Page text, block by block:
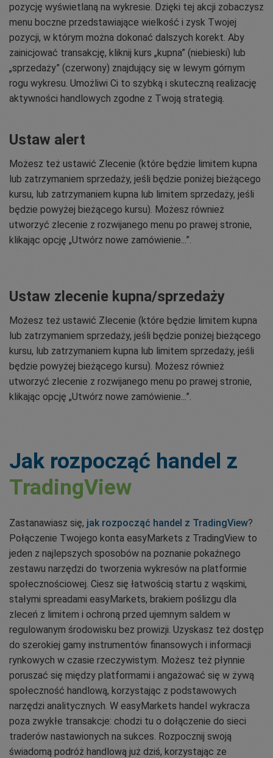
pozycję wyświetlaną na wykresie. Dzięki tej akcji zobaczysz
menu boczne przedstawiające wielkość i zysk Twojej
pozycji, w którym można dokonać dalszych korekt. Aby
zainicjować transakcję, kliknij kurs „kupna” (niebieski) lub
„sprzedaży” (czerwony) znajdujący się w lewym górnym
rogu wykresu. Umożliwi Ci to szybką i skuteczną realizację
aktywności handlowych zgodne z Twoją strategią.
Ustaw alert
Możesz też ustawić Zlecenie (które będzie limitem kupna
lub zatrzymaniem sprzedaży, jeśli będzie poniżej bieżącego
kursu, lub zatrzymaniem kupna lub limitem sprzedaży, jeśli
będzie powyżej bieżącego kursu). Możesz również
utworzyć zlecenie z rozwijanego menu po prawej stronie,
klikając opcję „Utwórz nowe zamówienie...”.
Ustaw zlecenie kupna/sprzedaży
Możesz też ustawić Zlecenie (które będzie limitem kupna
lub zatrzymaniem sprzedaży, jeśli będzie poniżej bieżącego
kursu, lub zatrzymaniem kupna lub limitem sprzedaży, jeśli
będzie powyżej bieżącego kursu). Możesz również
utworzyć zlecenie z rozwijanego menu po prawej stronie,
klikając opcję „Utwórz nowe zamówienie...”.
Jak rozpocząć handel z
TradingView
Zastanawiasz się, jak rozpocząć handel z TradingView?
Połączenie Twojego konta easyMarkets z TradingView to
jeden z najlepszych sposobów na poznanie pokaźnego
zestawu narzędzi do tworzenia wykresów na platformie
społecznościowej. Ciesz się łatwością startu z wąskimi,
stałymi spreadami easyMarkets, brakiem poślizgu dla
zleceń z limitem i ochroną przed ujemnym saldem w
regulowanym środowisku bez prowizji. Uzyskasz też dostęp
do szerokiej gamy instrumentów finansowych i informacji
rynkowych w czasie rzeczywistym. Możesz też płynnie
poruszać się między platformami i angażować się w żywą
społeczność handlową, korzystając z podstawowych
narzędzi analitycznych. W easyMarkets handel wykracza
poza zwykłe transakcje: chodzi tu o dołączenie do sieci
traderów nastawionych na sukces. Rozpocznij swoją
świadomą podróż handlową już dziś, korzystając ze